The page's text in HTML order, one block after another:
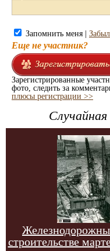
Запомнить меня |
Еще не участник?
Зарегистрированные
фото, следить за
плюсы регистрации >>
строительстве